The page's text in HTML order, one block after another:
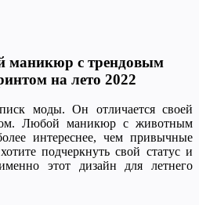
маникюр с трендовым
на лето 2022
моды. Он отличается своей
Любой маникюр с животным
интереснее, чем привычные
подчеркнуть свой статус и
этот дизайн для летнего